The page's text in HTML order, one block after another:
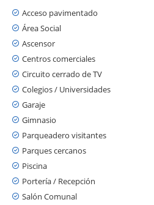
Acceso pavimentado
Área Social
Ascensor
Centros comerciales
Circuito cerrado de TV
Colegios / Universidades
Garaje
Gimnasio
Parqueadero visitantes
Parques cercanos
Piscina
Portería / Recepción
Salón Comunal